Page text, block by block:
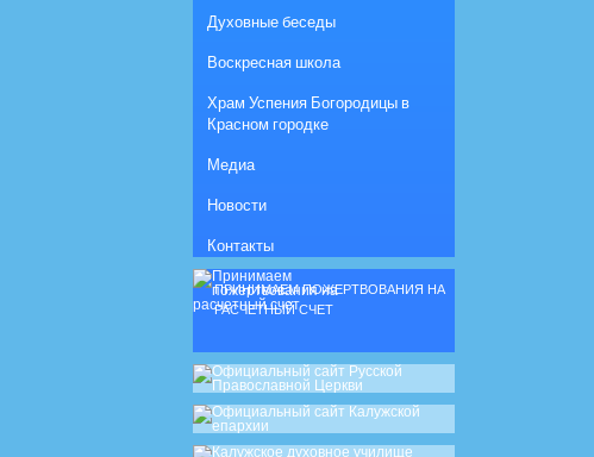
Духовные беседы
Воскресная школа
Храм Успения Богородицы в
Красном городке
Медиа
Новости
Контакты
ПРИНИМАЕМ ПОЖЕРТВОВАНИЯ НА
РАСЧЕТНЫЙ СЧЕТ